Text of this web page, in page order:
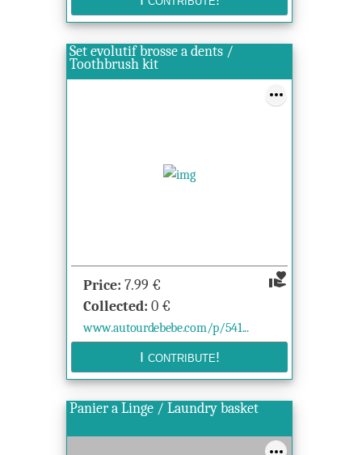
Set evolutif brosse a dents /
Toothbrush kit
volunteer_activism
Price: 7.99 €
Collected: 0 €
www.autourdebebe.com/p/541...
Panier a Linge / Laundry basket